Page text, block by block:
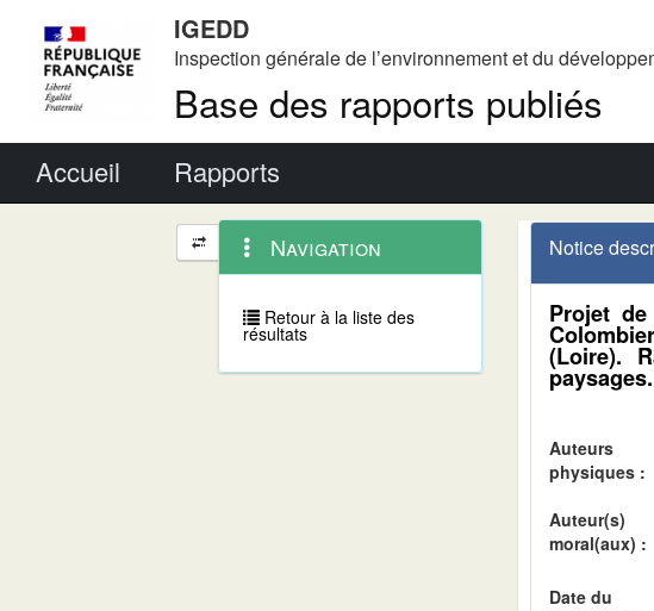
IGEDD
Inspection générale de l’environnement et du
Base des rapports publiés
Accueil Rapports
Navigation
et
outils
annexes
contextuel
Navigation
Retour à la liste des
résultats
Notice
Projet
(Loire).
Auteurs
physiques :
Auteur(s)
moral(aux) :
Date du